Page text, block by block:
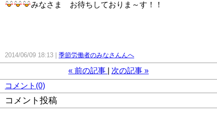
みなさま お待ちしておりま～す！！
2014/06/09 18:13 季節労働者のみなさんんへ
« 前の記事 次の記事 »
コメント(0)
コメント投稿